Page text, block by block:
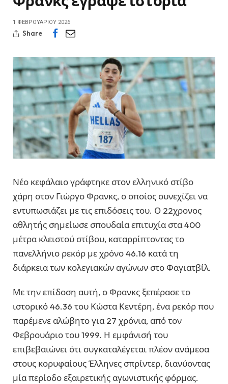
1 ΦΕΒΡΟΥΑΡΊΟΥ 2026
Share
Νέο κεφάλαιο γράφτηκε στον ελληνικό στίβο
χάρη στον Γιώργο Φρανκς, ο οποίος συνεχίζει να
εντυπωσιάζει με τις επιδόσεις του. Ο 22χρονος
αθλητής σημείωσε σπουδαία επιτυχία στα 400
μέτρα κλειστού στίβου, καταρρίπτοντας το
πανελλήνιο ρεκόρ με χρόνο 46.16 κατά τη
διάρκεια των κολεγιακών αγώνων στο Φαγιατβίλ.
Με την επίδοση αυτή, ο Φρανκς ξεπέρασε το
ιστορικό 46.36 του Κώστα Κεντέρη, ένα ρεκόρ που
παρέμενε αλώβητο για 27 χρόνια, από τον
Φεβρουάριο του 1999. Η εμφάνισή του
επιβεβαιώνει ότι συγκαταλέγεται πλέον ανάμεσα
στους κορυφαίους Έλληνες σπρίντερ, διανύοντας
μία περίοδο εξαιρετικής αγωνιστικής φόρμας.